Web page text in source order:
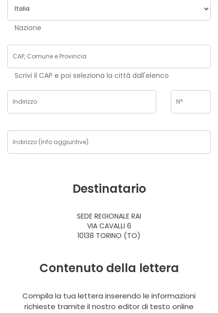
Nazione
Scrivi il CAP e poi seleziona la città dall'elenco
Destinatario
SEDE REGIONALE RAI
VIA CAVALLI 6
10138 TORINO (TO)
Contenuto della lettera
Compila la tua lettera inserendo le informazioni
richieste tramite il nostro editor di testo online